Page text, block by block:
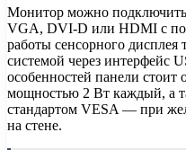
Монитор можно
VGA, DVI-D или HDMI с
работы сенсорного дисплея
системой через интерфейс
особенностей панели
мощностью 2 Вт каждый, а
стандартом VESA — при
на стене.